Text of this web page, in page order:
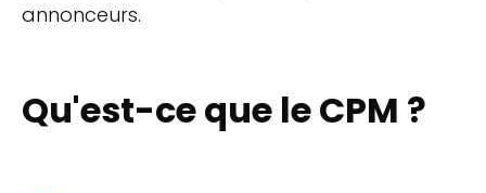
annonceurs.
Qu'est-ce que le CPM ?